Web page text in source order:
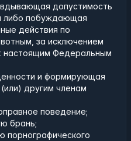
допустимость
либо побуждающая
действия по
за исключением
настоящим Федеральным
и формирующая
другим членам
поведение;
брань;